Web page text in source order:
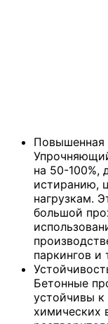
Повышенная
на 50-100%,
истиранию,
нагрузкам.
большой
паркингов и
Бетонные
устойчивы к
химических